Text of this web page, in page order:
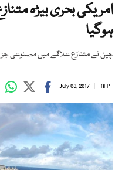
امریکی بحری بیڑہ
ہوگیا
چین نے متنازع علاقے میں مصنوعی
AFP
July 03, 2017